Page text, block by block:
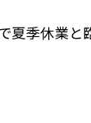
季休業と